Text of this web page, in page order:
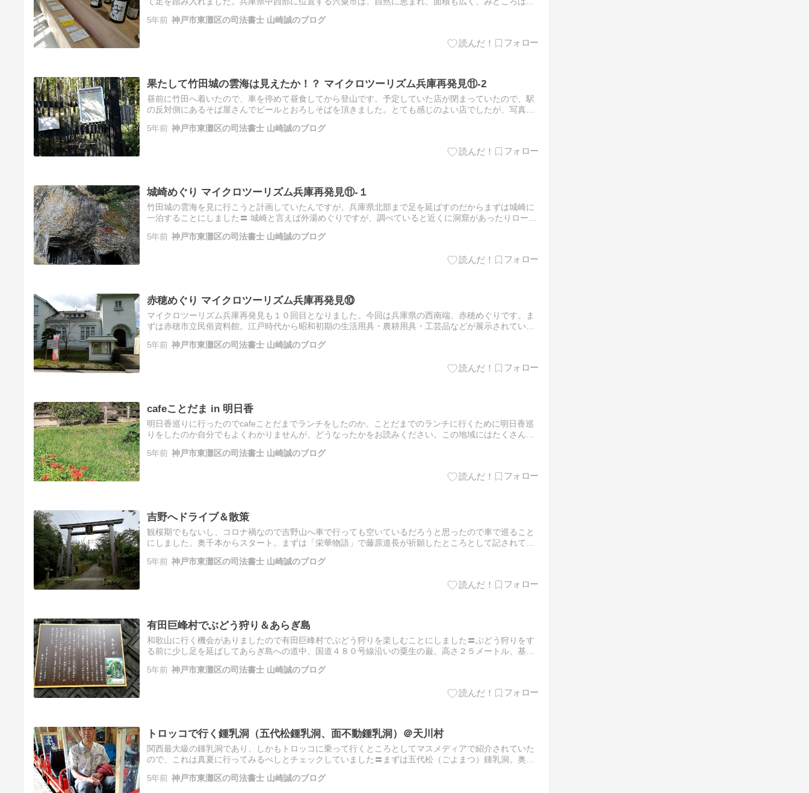
れ…
5年前 神戸市東灘区の司法書士 山崎誠のブログ
果たして竹田城の雲海は見えたか！？ マイクロツーリズム兵庫再発見⑪-2
昼前に竹田へ着いたので、車を停めて昼食してから登山です。予定していた店が閉まっていたので、駅
の反対側にあるそば屋さんでビールとおろしそばを頂きました。とても感じのよい店でしたが、写真を
が、…
5年前 神戸市東灘区の司法書士 山崎誠のブログ
城崎めぐり マイクロツーリズム兵庫再発見⑪-１
竹田城の雲海を見に行こうと計画していたんですが、兵庫県北部まで足を延ばすのだからまずは城崎に
一泊することにしました〓 城崎と言えば外湯めぐりですが、調べていると近くに洞窟があったりロープ
…
5年前 神戸市東灘区の司法書士 山崎誠のブログ
赤穂めぐり マイクロツーリズム兵庫再発見⑩
マイクロツーリズム兵庫再発見も１０回目となりました。今回は兵庫県の西南端、赤穂めぐりです。ま
ずは赤穂市立民俗資料館。江戸時代から昭和初期の生活用具・農耕用具・工芸品などが展示されていま
指…
5年前 神戸市東灘区の司法書士 山崎誠のブログ
cafeことだま in 明日香
明日香巡りに行ったのでcafeことだまでランチをしたのか。ことだまでのランチに行くために明日香巡
りをしたのか自分でもよくわかりませんが、どうなったかをお読みください。この地域にはたくさんの
5年前 神戸市東灘区の司法書士 山崎誠のブログ
吉野へドライブ＆散策
観桜期でもないし、コロナ禍なので吉野山へ車で行っても空いているだろうと思ったので車で巡ること
にしました。奥千本からスタート。まずは「栄華物語」で藤原道長が祈願したところとして記されてい
る…
5年前 神戸市東灘区の司法書士 山崎誠のブログ
有田巨峰村でぶどう狩り＆あらぎ島
和歌山に行く機会がありましたので有田巨峰村でぶどう狩りを楽しむことにしました〓ぶどう狩りをす
る前に少し足を延ばしてあらぎ島への道中、国道４８０号線沿いの粟生の巌。高さ２５メートル、基底
の…
5年前 神戸市東灘区の司法書士 山崎誠のブログ
トロッコで行く鍾乳洞（五代松鍾乳洞、面不動鍾乳洞）＠天川村
関西最大級の鍾乳洞であり、しかもトロッコに乗って行くところとしてマスメディアで紹介されていた
ので、これは真夏に行ってみるべしとチェックしていました〓まずは五代松（ごよまつ）鍾乳洞。奥行
て…
5年前 神戸市東灘区の司法書士 山崎誠のブログ